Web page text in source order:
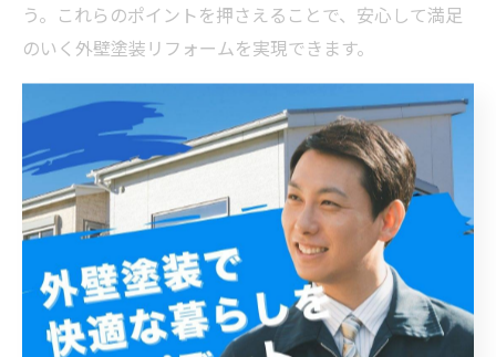
う。これらのポイントを押さえることで、安心して満足
のいく外壁塗装リフォームを実現できます。
満足度100％の外壁リフォーム完了報告：市川市での
体験談とポイント総まとめ
市川市での外壁塗装リフォームを成功させるためには、
まず信頼できる業者選びが重要です。外壁塗装は建物の
美観を保つだけでなく、耐久性や防水性を高め、資産価
値の維持にもつながります。市川市には多くのリフォー